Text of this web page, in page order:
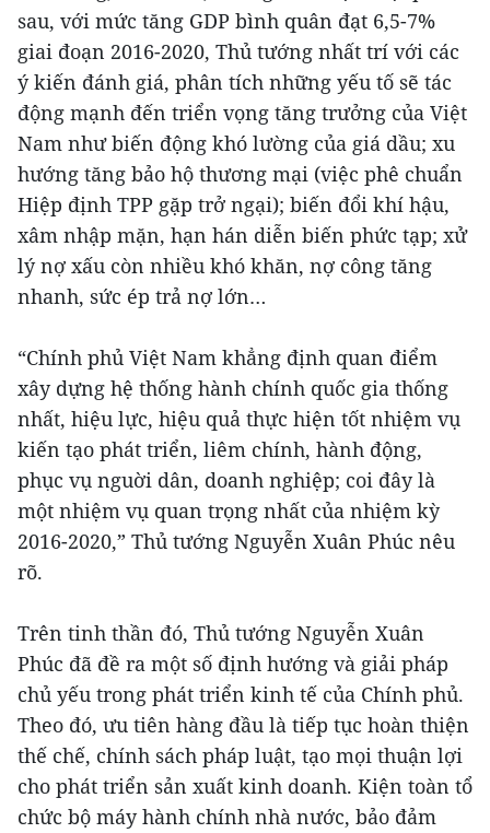
sau, với mức tăng GDP bình quân đạt 6,5-7%
giai đoạn 2016-2020, Thủ tướng nhất trí với các
ý kiến đánh giá, phân tích những yếu tố sẽ tác
động mạnh đến triển vọng tăng trưởng của Việt
Nam như biến động khó lường của giá dầu; xu
hướng tăng bảo hộ thương mại (việc phê chuẩn
Hiệp định TPP gặp trở ngại); biến đổi khí hậu,
xâm nhập mặn, hạn hán diễn biến phức tạp; xử
lý nợ xấu còn nhiều khó khăn, nợ công tăng
nhanh, sức ép trả nợ lớn…
“Chính phủ Việt Nam khẳng định quan điểm
xây dựng hệ thống hành chính quốc gia thống
nhất, hiệu lực, hiệu quả thực hiện tốt nhiệm vụ
kiến tạo phát triển, liêm chính, hành động,
phục vụ nguời dân, doanh nghiệp; coi đây là
một nhiệm vụ quan trọng nhất của nhiệm kỳ
2016-2020,” Thủ tướng Nguyễn Xuân Phúc nêu
rõ.
Trên tinh thần đó, Thủ tướng Nguyễn Xuân
Phúc đã đề ra một số định hướng và giải pháp
chủ yếu trong phát triển kinh tế của Chính phủ.
Theo đó, ưu tiên hàng đầu là tiếp tục hoàn thiện
thế chế, chính sách pháp luật, tạo mọi thuận lợi
cho phát triển sản xuất kinh doanh. Kiện toàn tổ
chức bộ máy hành chính nhà nước, bảo đảm